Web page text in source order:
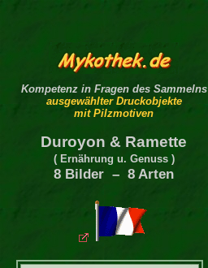
Kompetenz in Fragen des Sammelns
ausgewählter Druckobjekte
mit Pilzmotiven
Duroyon & Ramette
( Ernährung u. Genuss )
8 Bilder – 8 Arten